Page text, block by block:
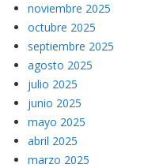
noviembre 2025
octubre 2025
septiembre 2025
agosto 2025
julio 2025
junio 2025
mayo 2025
abril 2025
marzo 2025